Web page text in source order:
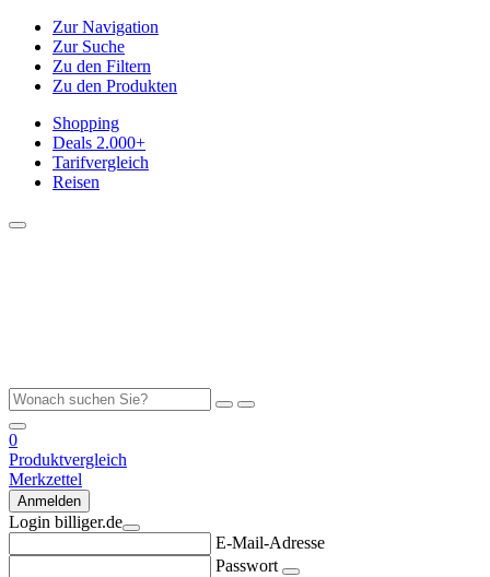
Zur Navigation
Zur Suche
Zu den Filtern
Zu den Produkten
Shopping
Deals 2.000+
Tarifvergleich
Reisen
0
Produktvergleich
Merkzettel
Anmelden
Login billiger.de
E-Mail-Adresse
Passwort